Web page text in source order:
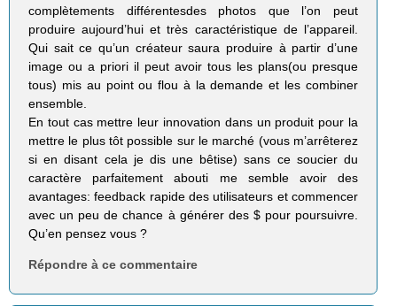
complètements différentesdes photos que l’on peut
produire aujourd’hui et très caractéristique de l’appareil.
Qui sait ce qu’un créateur saura produire à partir d’une
image ou a priori il peut avoir tous les plans(ou presque
tous) mis au point ou flou à la demande et les combiner
ensemble.
En tout cas mettre leur innovation dans un produit pour la
mettre le plus tôt possible sur le marché (vous m’arrêterez
si en disant cela je dis une bêtise) sans ce soucier du
caractère parfaitement abouti me semble avoir des
avantages: feedback rapide des utilisateurs et commencer
avec un peu de chance à générer des $ pour poursuivre.
Qu’en pensez vous ?
Répondre à ce commentaire